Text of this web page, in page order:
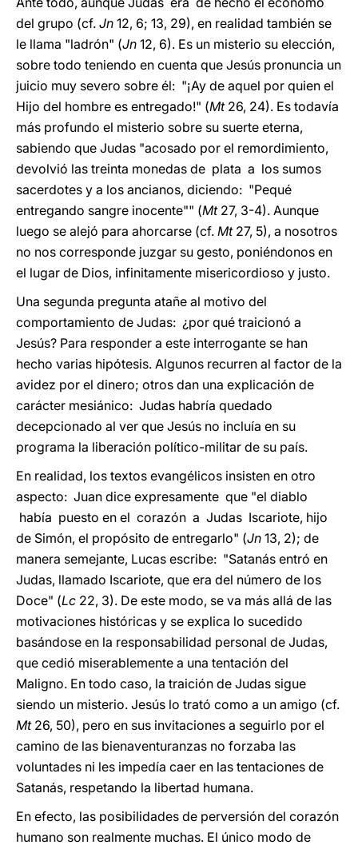
del grupo (cf. Jn 12, 6; 13, 29), en realidad también se
le llama "ladrón" (Jn 12, 6). Es un misterio su elección,
sobre todo teniendo en cuenta que Jesús pronuncia un
juicio muy severo sobre él: "¡Ay de aquel por quien el
Hijo del hombre es entregado!" (Mt26, 24). Es todavía
más profundo el misterio sobre su suerte eterna,
sabiendo que Judas "acosado por el remordimiento,
devolvió las treinta monedas de plata a los sumos
sacerdotes y a los ancianos, diciendo: "Pequé
entregando sangre inocente"" (Mt27, 3-4). Aunque
luego se alejó para ahorcarse (cf. Mt27, 5), a nosotros
no nos corresponde juzgar su gesto, poniéndonos en
el lugar de Dios, infinitamente misericordioso y justo.
Una segunda pregunta atañe al motivo del
comportamiento de Judas: ¿por qué traicionó a
Jesús? Para responder a este interrogante se han
hecho varias hipótesis. Algunos recurren al factor de la
avidez por el dinero; otros dan una explicación de
carácter mesiánico: Judas habría quedado
decepcionado al ver que Jesús no incluía en su
programa la liberación político-militar de su país.
En realidad, los textos evangélicos insisten en otro
aspecto: Juan dice expresamente que "el diablo
había puesto en el corazón a Judas Iscariote, hijo
de Simón, el propósito de entregarlo" (Jn 13, 2); de
manera semejante, Lucas escribe: "Satanás entró en
Judas, llamado Iscariote, que era del número de los
Doce" (Lc 22, 3). De este modo, se va más allá de las
motivaciones históricas y se explica lo sucedido
basándose en la responsabilidad personal de Judas,
que cedió miserablemente a una tentación del
Maligno. En todo caso, la traición de Judas sigue
siendo un misterio. Jesús lo trató como a un amigo (cf.
Mt26, 50), pero en sus invitaciones a seguirlo por el
camino de las bienaventuranzas no forzaba las
voluntades ni les impedía caer en las tentaciones de
Satanás, respetando la libertad humana.
En efecto, las posibilidades de perversión del corazón
humano son realmente muchas. El único modo de